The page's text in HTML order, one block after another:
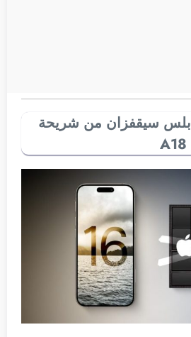
آي-فون 16 و16 بلس سيقفزان من شريحة